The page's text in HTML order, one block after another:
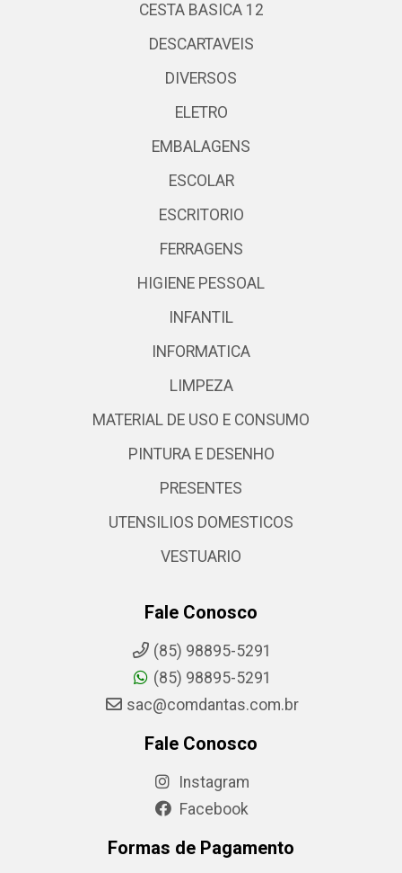
CESTA BASICA 12
DESCARTAVEIS
DIVERSOS
ELETRO
EMBALAGENS
ESCOLAR
ESCRITORIO
FERRAGENS
HIGIENE PESSOAL
INFANTIL
INFORMATICA
LIMPEZA
MATERIAL DE USO E CONSUMO
PINTURA E DESENHO
PRESENTES
UTENSILIOS DOMESTICOS
VESTUARIO
Fale Conosco
(85) 98895-5291
(85) 98895-5291
sac@comdantas.com.br
Fale Conosco
Instagram
Facebook
Formas de Pagamento